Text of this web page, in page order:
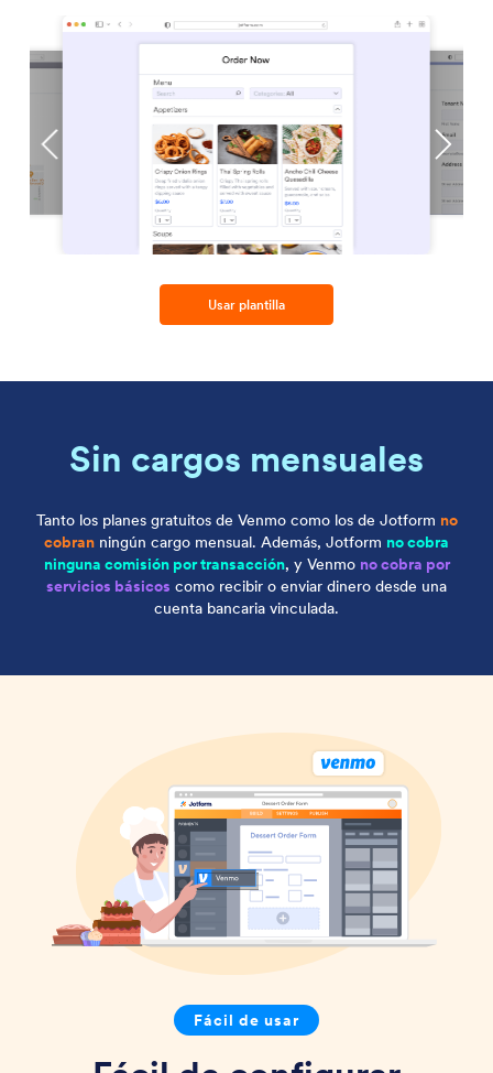
Usar plantilla
Sin cargos mensuales
Tanto los planes gratuitos de Venmo como los de Jotform no
cobran ningún cargo mensual. Además, Jotform no cobra
ninguna comisión por transacción, y Venmo no cobra por
servicios básicos como recibir o enviar dinero desde una
cuenta bancaria vinculada.
Fácil de usar